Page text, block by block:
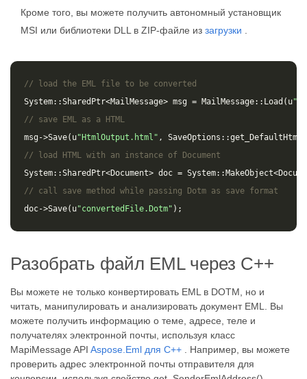
Кроме того, вы можете получить автономный установщик
MSI или библиотеки DLL в ZIP-файле из загрузки
// load the EML file to be converted
System::SharedPtr<MailMessage> msg = MailMessage:: Load ( u
// save EML as a HTML
msg ->Save( u"HtmlOutput.html" , SaveOptions ::get_DefaultHtml
// load HTML with an instance of Document
System::SharedPtr<Document> doc = System:: MakeObject<
// call save method while passing Dotm as save format
doc->Save( u"convertedFile.Dotm" );
Разобрать файл EML через C++
Вы можете не только конвертировать EML в DOTM, но и
читать, манипулировать и анализировать документ EML. Вы
можете получить информацию о теме, адресе, теле и
получателях электронной почты, используя класс
MapiMessage API Aspose.Eml для C++ . Например, вы можете
проверить адрес электронной почты отправителя для